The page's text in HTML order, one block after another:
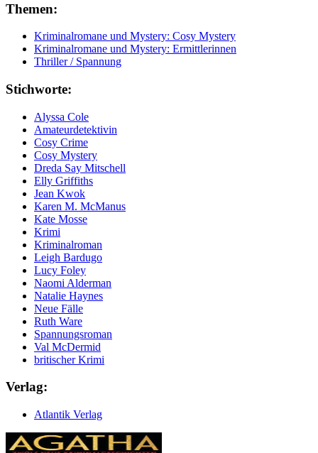
Themen:
Kriminalromane und Mystery: Cosy Mystery
Kriminalromane und Mystery: Ermittlerinnen
Thriller / Spannung
Stichworte:
Alyssa Cole
Amateurdetektivin
Cosy Crime
Cosy Mystery
Dreda Say Mitschell
Elly Griffiths
Jean Kwok
Karen M. McManus
Kate Mosse
Krimi
Kriminalroman
Leigh Bardugo
Lucy Foley
Naomi Alderman
Natalie Haynes
Neue Fälle
Ruth Ware
Spannungsroman
Val McDermid
britischer Krimi
Verlag:
Atlantik Verlag